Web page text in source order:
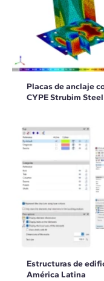
Placas de anclaje
CYPE Strubim
Estructuras de
América Latina